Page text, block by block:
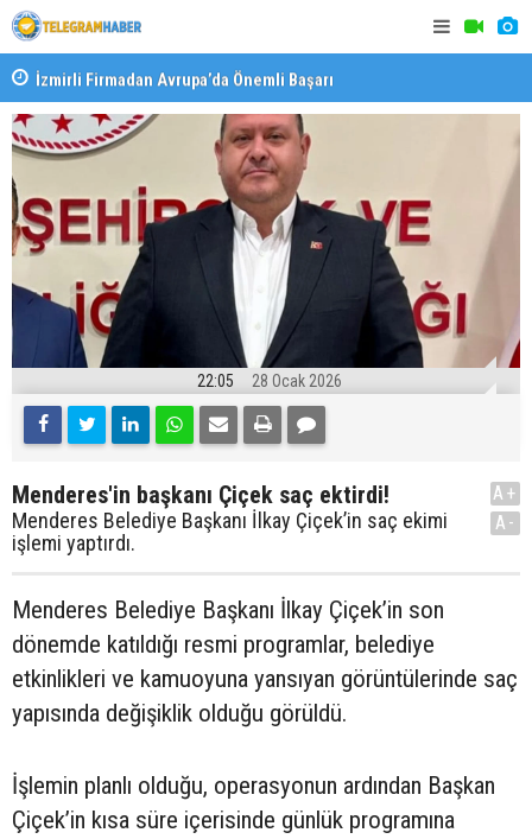
İzmirli Firmadan Avrupa’da Önemli Başarı
Devlet
22:05 28 Ocak 2026
Menderes'in başkanı Çiçek saç ektirdi!
Menderes Belediye Başkanı İlkay Çiçek’in saç ekimi
işlemi yaptırdı.
A+
A-
Menderes Belediye Başkanı İlkay Çiçek’in son
dönemde katıldığı resmi programlar, belediye
etkinlikleri ve kamuoyuna yansıyan görüntülerinde saç
yapısında değişiklik olduğu görüldü.
İşlemin planlı olduğu, operasyonun ardından Başkan
Çiçek’in kısa süre içerisinde günlük programına